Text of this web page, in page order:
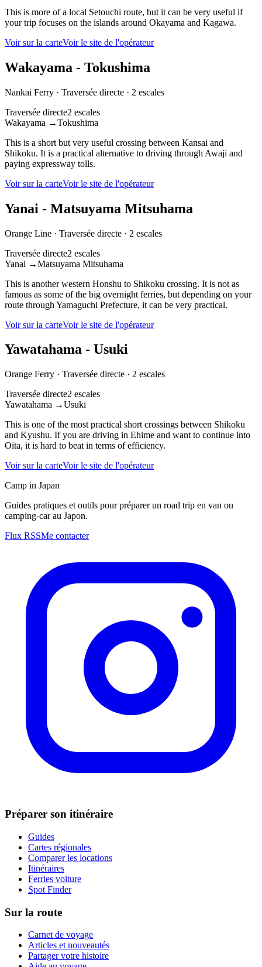
This is more of a local Setouchi route, but it can be very useful if
your trip focuses on the islands around Okayama and Kagawa.
Voir sur la carteVoir le site de l'opérateur
Wakayama - Tokushima
Nankai Ferry · Traversée directe · 2 escales
Traversée directe2 escales
Wakayama →Tokushima
This is a short but very useful crossing between Kansai and
Shikoku. It is a practical alternative to driving through Awaji and
paying expressway tolls.
Voir sur la carteVoir le site de l'opérateur
Yanai - Matsuyama Mitsuhama
Orange Line · Traversée directe · 2 escales
Traversée directe2 escales
Yanai →Matsuyama Mitsuhama
This is another western Honshu to Shikoku crossing. It is not as
famous as some of the big overnight ferries, but depending on your
route through Yamaguchi Prefecture, it can be very practical.
Voir sur la carteVoir le site de l'opérateur
Yawatahama - Usuki
Orange Ferry · Traversée directe · 2 escales
Traversée directe2 escales
Yawatahama →Usuki
This is one of the most practical short crossings between Shikoku
and Kyushu. If you are driving in Ehime and want to continue into
Oita, it is hard to beat in terms of efficiency.
Voir sur la carteVoir le site de l'opérateur
Camp in Japan
Guides pratiques et outils pour préparer un road trip en van ou
camping-car au Japon.
Flux RSSMe contacter
Préparer son itinéraire
Guides
Cartes régionales
Comparer les locations
Itinéraires
Ferries voiture
Spot Finder
Sur la route
Carnet de voyage
Articles et nouveautés
Partager votre histoire